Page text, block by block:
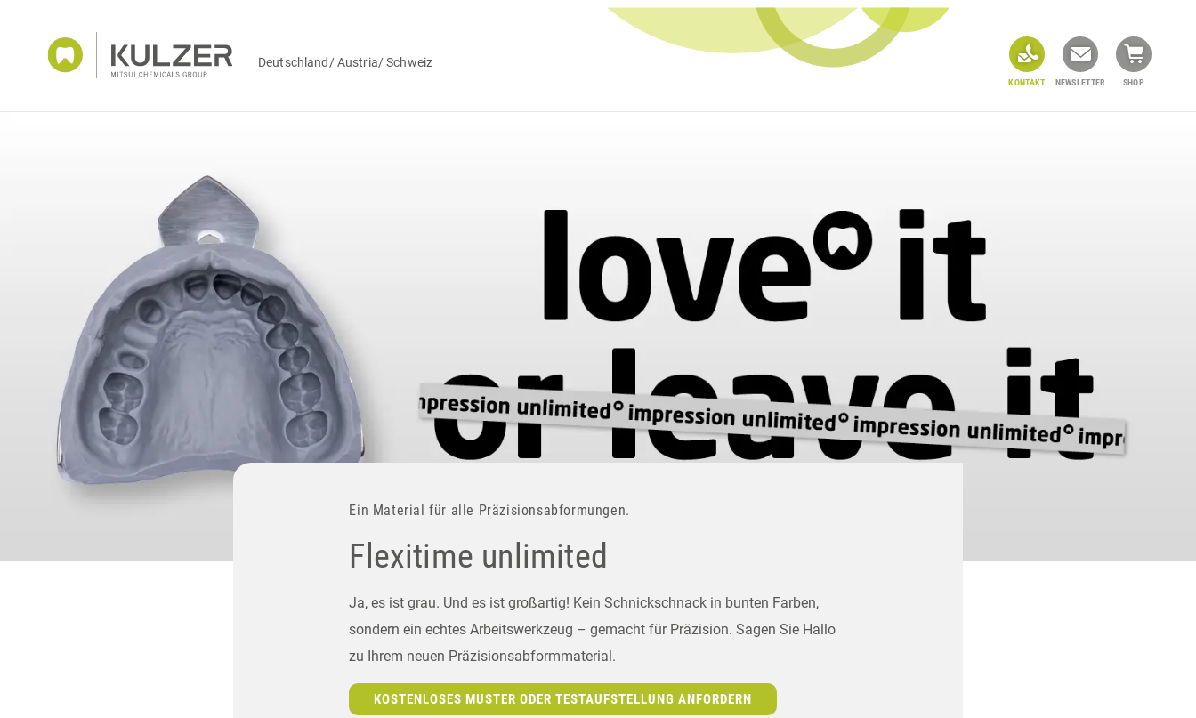
Deutschland/ Austria/ Schweiz
KONTAKT NEWSLETTER SHOP
Ein Material für alle Präzisionsabformungen.
Flexitime unlimited
Ja, es ist grau. Und es ist großartig! Kein Schnickschnack in bunten Farben,
sondern ein echtes Arbeitswerkzeug – gemacht für Präzision. Sagen Sie Hallo
zu Ihrem neuen Präzisionsabformmaterial.
KOSTENLOSES MUSTER ODER TESTAUFSTELLUNG ANFORDERN